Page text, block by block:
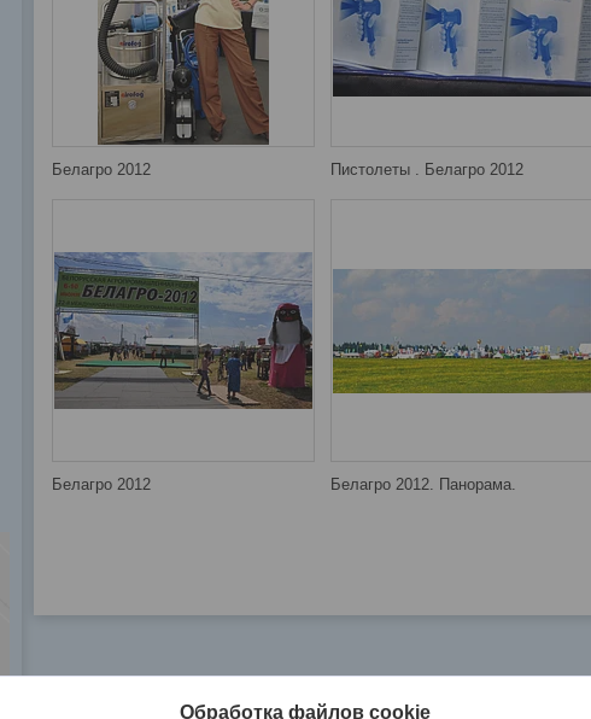
Белагро 2012 Пистолеты . Белагро 2012
Белагро 2012 Белагро 2012. Панорама.
Обработка файлов cookie